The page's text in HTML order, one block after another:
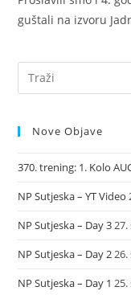
guštali na izvoru
Nove Objave
370. trening: 1. Kolo
NP Sutjeska – YT Video
NP Sutjeska – Day 3
NP Sutjeska – Day 2
NP Sutjeska – Day 1